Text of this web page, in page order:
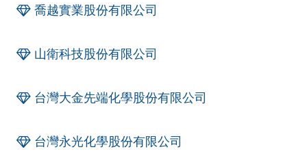
喬越實業股份有限公司
山衛科技股份有限公司
台灣大金先端化學股份有限公司
台灣永光化學股份有限公司